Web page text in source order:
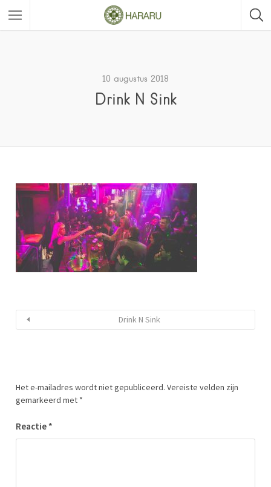
10 augustus 2018
Drink N Sink
Drink N Sink
Het e-mailadres wordt niet gepubliceerd. Vereiste velden zijn
gemarkeerd met *
Reactie *